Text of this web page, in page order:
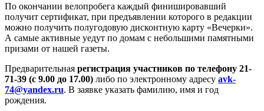
По окончании велопробега каждый финишировавший
получит сертификат, при предъявлении которого в редакции
можно получить полугодовую дисконтную карту «Вечерки».
А самые активные уедут по домам с небольшими памятными
призами от нашей газеты.
Предварительная регистрация участников по телефону 21-
71-39 (с 9.00 до 17.00) либо по электронному адресу avk-
74@yandex.ru. В заявке указать фамилию, имя и год
рождения.